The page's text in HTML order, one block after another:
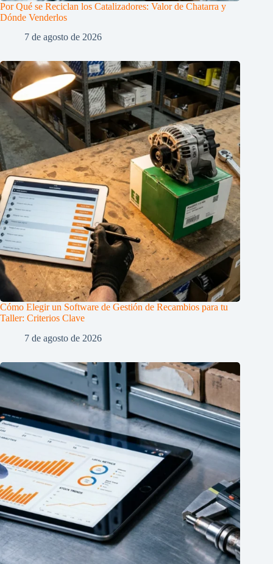
Por Qué se Reciclan los Catalizadores: Valor de Chatarra y
Dónde Venderlos
7 de agosto de 2026
Cómo Elegir un Software de Gestión de Recambios para tu
Taller: Criterios Clave
7 de agosto de 2026